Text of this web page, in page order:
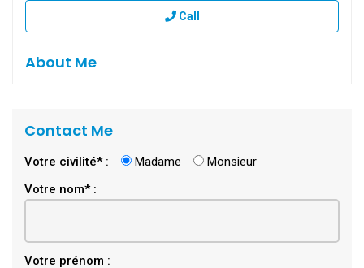
Call
About Me
Contact Me
Votre civilité* : Madame
Monsieur
Votre nom* :
Votre prénom :